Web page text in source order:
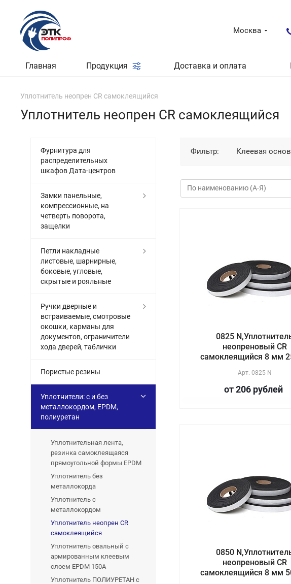
Москва
Главная Продукция Доставка и оплата
Уплотнитель неопрен CR самоклеящийся
Уплотнитель неопрен CR самоклеящийся
Фильтр: Клеевая
0825
неопреновый CR
самоклеящийся 8 мм
Арт. 0825 N
от 206 рублей
0850
неопреновый CR
самоклеящийся 8 мм
Фурнитура для
распределительных
шкафов Дата-центров
Замки панельные,
компрессионные, на
четверть поворота,
защелки
Петли накладные
листовые, шарнирные,
боковые, угловые,
скрытые и рояльные
Ручки дверные и
встраиваемые, смотровые
окошки, карманы для
документов, ограничители
хода дверей, таблички
Пористые резины
Уплотнители: с и без
металлокордом, EPDM,
полиуретан
Уплотнительная лента,
резинка самоклеящаяся
прямоугольной формы EPDM
Уплотнитель без
металлокорда
Уплотнитель с
металлокордом
Уплотнитель неопрен CR
самоклеящийся
Уплотнитель овальный с
армированным клеевым
слоем EPDM 150A
Уплотнитель ПОЛИУРЕТАН с